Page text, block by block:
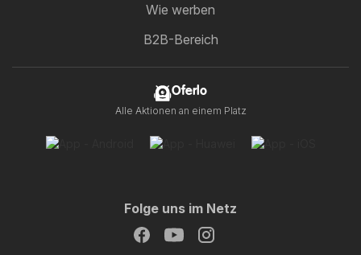
Wie werben
B2B-Bereich
Oferlo
Alle Aktionen an einem Platz
Folge uns im Netz